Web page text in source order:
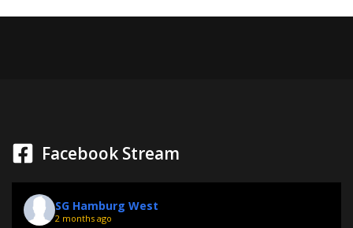
Facebook Stream
SG Hamburg West
2 months ago